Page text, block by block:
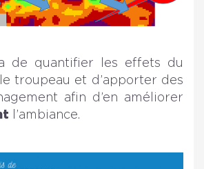
de quantifier les effets du
troupeau et d’apporter des
afin d’en améliorer
l’ambiance.